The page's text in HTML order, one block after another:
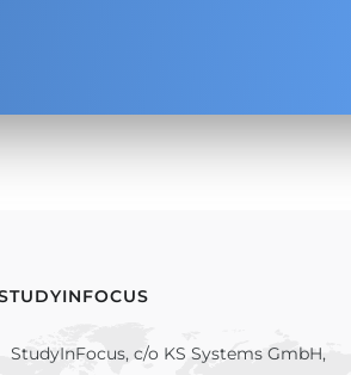
StudyInFocus, c/o KS Systems GmbH,